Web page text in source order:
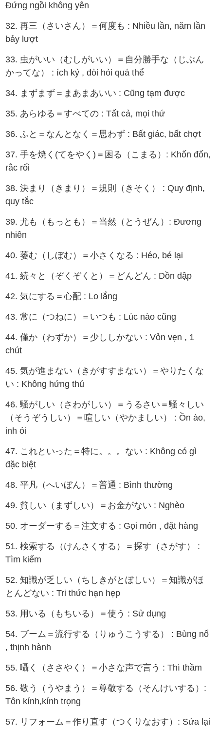
Đứng ngồi không yên
32. 再三（さいさん）＝何度も : Nhiều lần, năm lần
bảy lượt
33. 虫がいい（むしがいい）＝自分勝手な（じぶん
かってな） : ích kỷ , đòi hỏi quá thể
34. まずまず＝まあまあいい : Cũng tạm được
35. あらゆる＝すべての : Tất cả, mọi thứ
36. ふと＝なんとなく＝思わず : Bất giác, bất chợt
37. 手を焼く(てをやく)＝困る（こまる）: Khốn đốn,
rắc rối
38. 決まり（きまり）＝規則（きそく） : Quy định,
quy tắc
39. 尤も（もっとも）＝当然（とうぜん）: Đương
nhiên
40. 萎む（しぼむ）＝小さくなる : Héo, bé lại
41. 続々と（ぞくぞくと）＝どんどん : Dồn dập
42. 気にする＝心配 : Lo lắng
43. 常に（つねに）＝いつも : Lúc nào cũng
44. 僅か（わずか）＝少ししかない : Vỏn vẹn , 1
chút
45. 気が進まない（きがすすまない）＝やりたくな
い : Không hứng thú
46. 騒がしい（さわがしい）＝うるさい＝騒々しい
（そうぞうしい）＝喧しい（やかましい） : Ồn ào,
inh ỏi
47. これといった＝特に。。。ない : Không có gì
đặc biệt
48. 平凡（へいぼん）＝普通 : Bình thường
49. 貧しい（まずしい）＝お金がない : Nghèo
50. オーダーする＝注文する : Gọi món , đặt hàng
51. 検索する（けんさくする）＝探す（さがす） :
Tìm kiếm
52. 知識が乏しい（ちしきがとぼしい）＝知識がほ
とんどない : Tri thức hạn hẹp
53. 用いる（もちいる）＝使う : Sử dụng
54. ブーム＝流行する（りゅうこうする） : Bùng nổ
, thịnh hành
55. 囁く（ささやく）＝小さな声で言う : Thì thầm
56. 敬う（うやまう）＝尊敬する（そんけいする）:
Tôn kính,kính trọng
57. リフォーム＝作り直す（つくりなおす）: Sửa lại